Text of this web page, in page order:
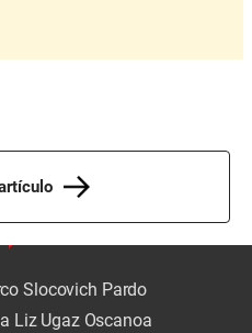
Slocovich Pardo
Liz Ugaz Oscanoa